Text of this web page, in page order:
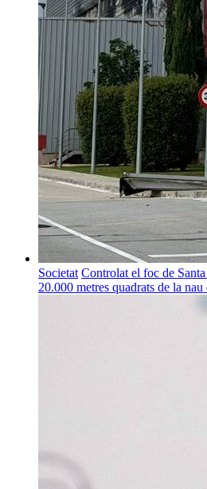
Societat Controlat el foc de
20.000 metres quadrats de la